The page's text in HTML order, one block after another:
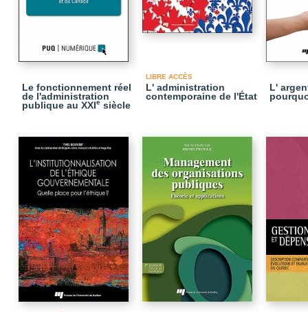
Le fonctionnement réel
de l'administration
publique au XXIe siècle
LIBRE ACCÈS
L' administration
contemporaine de l'État
L'